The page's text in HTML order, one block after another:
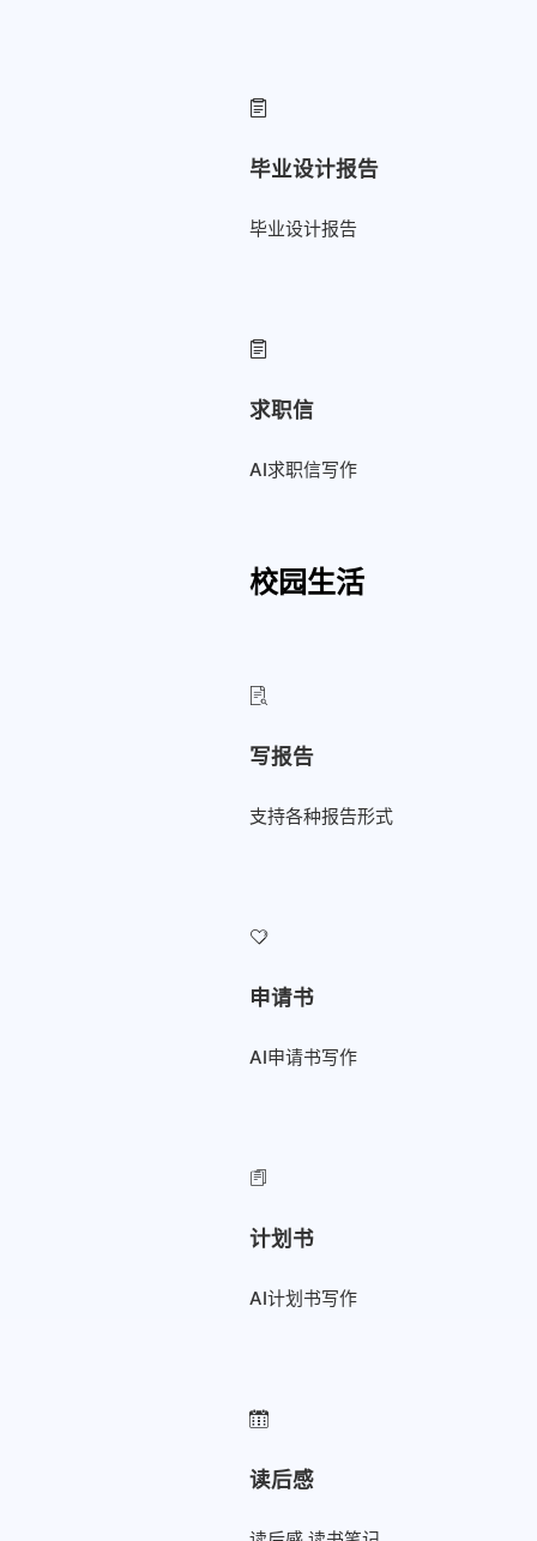
毕业设计报告
毕业设计报告
求职信
AI求职信写作
校园生活
写报告
支持各种报告形式
申请书
AI申请书写作
计划书
AI计划书写作
读后感